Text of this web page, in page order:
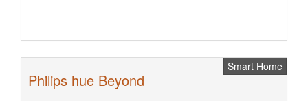
Smart Home
Philips hue Beyond